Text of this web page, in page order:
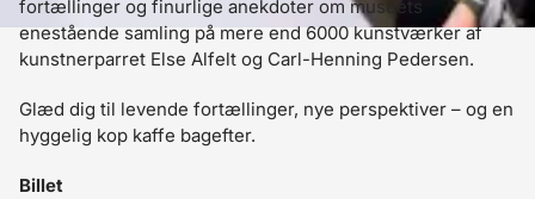
fortællinger og finurlige anekdoter om museets
enestående samling på mere end 6000 kunstværker af
kunstnerparret Else Alfelt og Carl-Henning Pedersen.
Glæd dig til levende fortællinger, nye perspektiver – og en
hyggelig kop kaffe bagefter.
Billet